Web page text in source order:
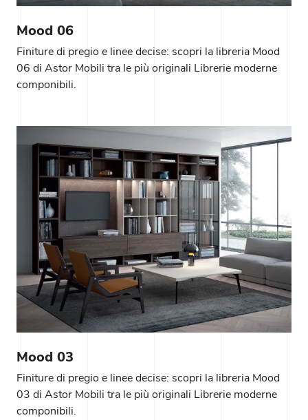
Mood 06
Finiture di pregio e linee decise: scopri la libreria Mood
06 di Astor Mobili tra le più originali Librerie moderne
componibili.
Mood 03
Finiture di pregio e linee decise: scopri la libreria Mood
03 di Astor Mobili tra le più originali Librerie moderne
componibili.